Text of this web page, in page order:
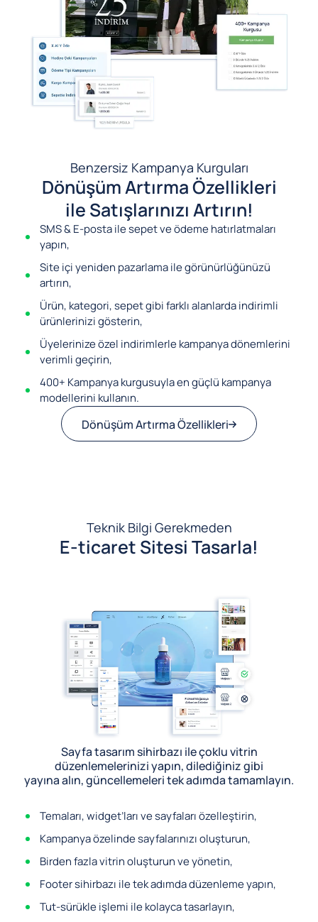
Benzersiz Kampanya Kurguları
Dönüşüm Artırma Özellikleri
ile Satışlarınızı Artırın!
SMS & E-posta ile sepet ve ödeme hatırlatmaları
yapın,
Site içi yeniden pazarlama ile görünürlüğünüzü
artırın,
Ürün, kategori, sepet gibi farklı alanlarda indirimli
ürünlerinizi gösterin,
Üyelerinize özel indirimlerle kampanya dönemlerini
verimli geçirin,
400+ Kampanya kurgusuyla en güçlü kampanya
modellerini kullanın.
Dönüşüm Artırma Özellikleri
Teknik Bilgi Gerekmeden
E-ticaret Sitesi Tasarla!
Sayfa tasarım sihirbazı ile çoklu vitrin
düzenlemelerinizi yapın, dilediğiniz gibi
yayına alın, güncellemeleri tek adımda tamamlayın.
Temaları, widget’ları ve sayfaları özelleştirin,
Kampanya özelinde sayfalarınızı oluşturun,
Birden fazla vitrin oluşturun ve yönetin,
Footer sihirbazı ile tek adımda düzenleme yapın,
Tut-sürükle işlemi ile kolayca tasarlayın,